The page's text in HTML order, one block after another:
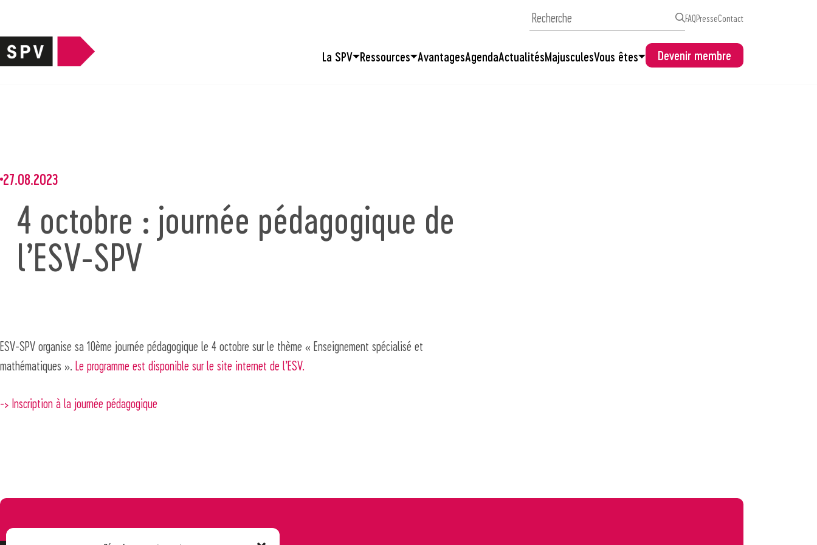
La SPV Ressources AvantagesAgendaActualitésMajusculesVous êtes Devenir membre
FAQPresseContact
27.08.2023
4 octobre : journée pédagogique de
l’ESV-SPV
ESV-SPV organise sa 10ème journée pédagogique le 4 octobre sur le thème « Enseignement spécialisé et
mathématiques ». Le programme est disponible sur le site internet de l’ESV.
-> Inscription à la journée pédagogique